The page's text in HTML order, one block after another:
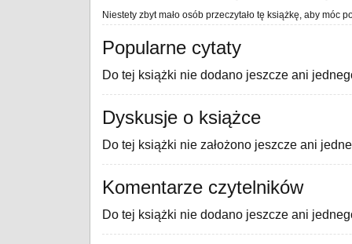
Niestety zbyt mało osób przeczytało tę książkę, aby móc
Popularne cytaty
Do tej książki nie dodano jeszcze ani
Dyskusje o książce
Do tej książki nie założono jeszcze ani
Komentarze czytelników
Do tej książki nie dodano jeszcze ani